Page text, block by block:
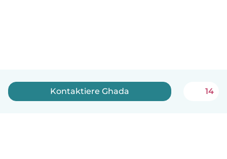
Kontaktiere Ghada 14